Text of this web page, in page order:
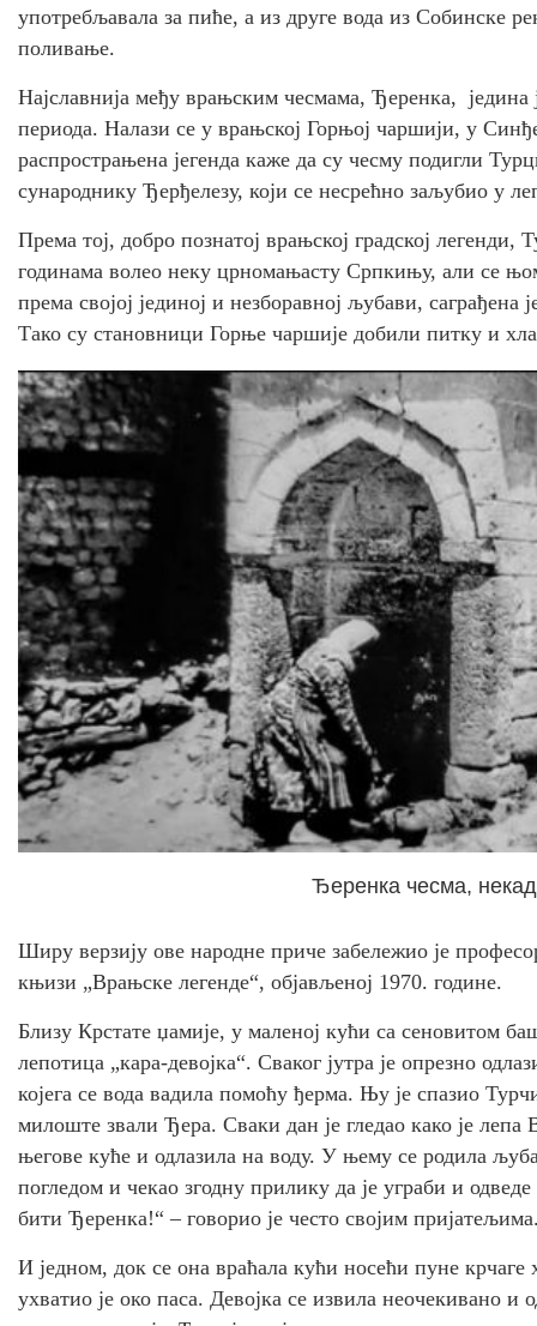
употребљавала за пиће, а из друге вода из Собинске
поливање.
Најславнија међу врањским чесмама, Ђеренка, једина
периода. Налази се у врањској Горњој чаршији, у
распрострањена јегенда каже да су чесму подигли
сународнику Ђерђелезу, који се несрећно заљубио у
Према тој, добро познатој врањској градској легенди,
годинама волео неку црномањасту Српкињу, али се
према својој јединој и незборавној љубави, саграђена
Тако су становници Горње чаршије добили питку и
Ђеренка чесма,
Ширу верзију ове народне приче забележио је
књизи „Врањске легенде“, објављеној 1970. године.
Близу Крстате џамије, у маленој кући са сеновитом
лепотица „кара-девојка“. Сваког јутра је опрезно
којега се вода вадила помоћу ђерма. Њу је спазио
милоште звали Ђера. Сваки дан је гледао како је лепа
његове куће и одлазила на воду. У њему се родила
погледом и чекао згодну прилику да је уграби и
бити Ђеренка!“ – говорио је често својим
И једном, док се она враћала кући носећи пуне
ухватио је око паса. Девојка се извила неочекивано и